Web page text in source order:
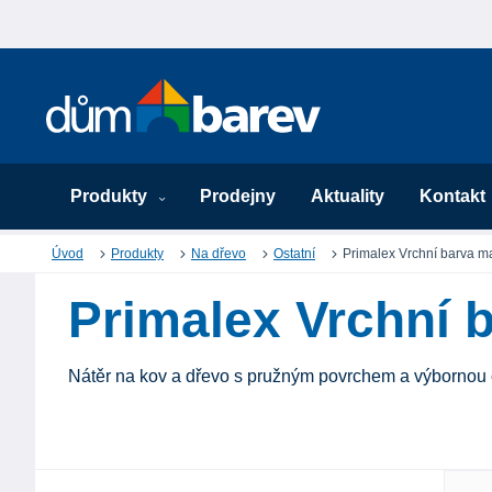
Produkty Prodejny Aktuality Kontakt
Úvod Produkty Na dřevo Ostatní Primalex Vrchní barva
Primalex Vrchní
Nátěr na kov a dřevo s pružným povrchem a